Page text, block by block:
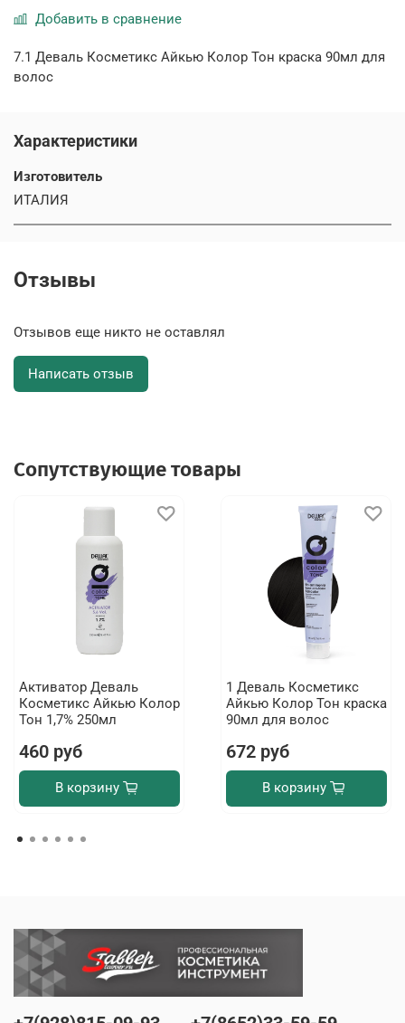
Добавить в сравнение
7.1 Деваль Косметикс Айкью Колор Тон краска 90мл для
волос
Характеристики
Изготовитель
ИТАЛИЯ
Отзывы
Отзывов еще никто не оставлял
Написать отзыв
Сопутствующие товары
Активатор Деваль
Косметикс Айкью Колор
Тон 1,7% 250мл
460 руб
В корзину
1 Деваль Косметикс
Айкью Колор Тон краска
90мл для волос
672 руб
В корзину